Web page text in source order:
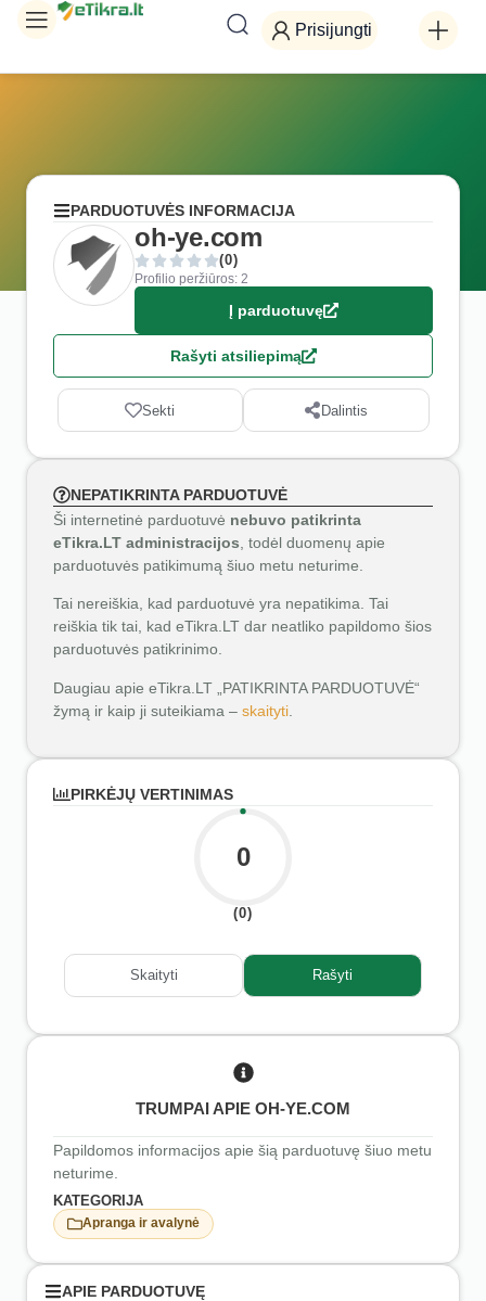
Prisijungti
PARDUOTUVĖS INFORMACIJA
oh-ye.com
(0)
Profilio peržiūros: 2
Į parduotuvę
Rašyti atsiliepimą
Sekti Dalintis
NEPATIKRINTA PARDUOTUVĖ
Ši internetinė parduotuvė nebuvo patikrinta
eTikra.LT administracijos , todėl duomenų apie
parduotuvės patikimumą šiuo metu neturime.
Tai nereiškia, kad parduotuvė yra nepatikima. Tai
reiškia tik tai, kad eTikra.LT dar neatliko papildomo šios
parduotuvės patikrinimo.
Daugiau apie eTikra.LT „PATIKRINTA PARDUOTUVĖ“
žymą ir kaip ji suteikiama – skaityti
PIRKĖJŲ VERTINIMAS
0
(0)
Skaityti Rašyti
TRUMPAI APIE OH-YE.COM
Papildomos informacijos apie šią parduotuvę šiuo metu
neturime.
KATEGORIJA
Apranga ir avalynė
APIE PARDUOTUVĘ